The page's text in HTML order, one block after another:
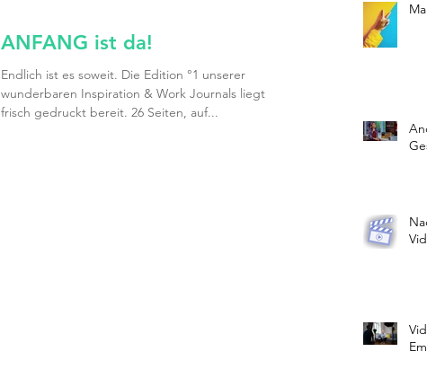
ANFANG ist da!
Endlich ist es soweit. Die Edition °1 unserer
wunderbaren Inspiration & Work Journals liegt
frisch gedruckt bereit. 26 Seiten, auf...